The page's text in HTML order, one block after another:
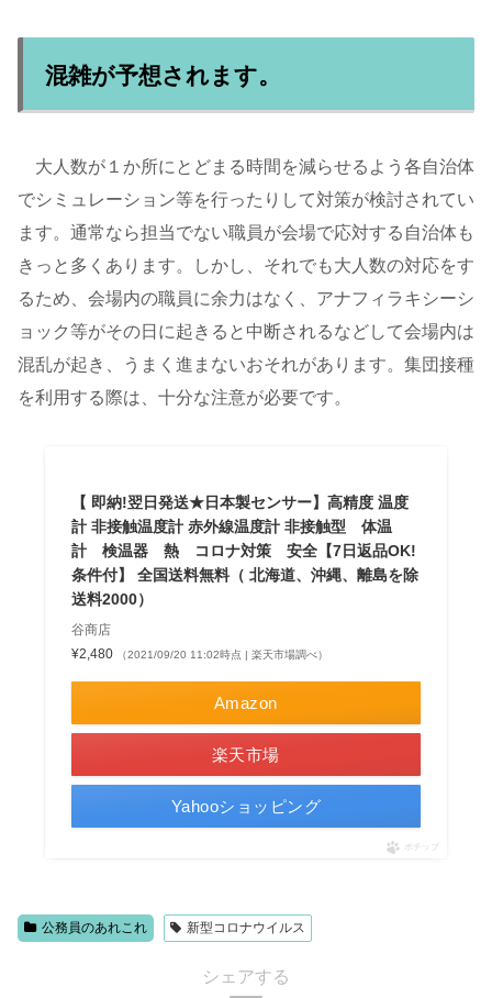
混雑が予想されます。
大人数が１か所にとどまる時間を減らせるよう各自治体
でシミュレーション等を行ったりして対策が検討されてい
ます。通常なら担当でない職員が会場で応対する自治体も
きっと多くあります。しかし、それでも大人数の対応をす
るため、会場内の職員に余力はなく、アナフィラキシーシ
ョック等がその日に起きると中断されるなどして会場内は
混乱が起き、うまく進まないおそれがあります。集団接種
を利用する際は、十分な注意が必要です。
【 即納!翌日発送★日本製センサー】高精度 温度
計 非接触温度計 赤外線温度計 非接触型 体温
計 検温器 熱 コロナ対策 安全【7日返品OK!
条件付】 全国送料無料（ 北海道、沖縄、離島を除
送料2000）
谷商店
¥2,480
（2021/09/20 11:02時点 | 楽天市場調べ）
Amazon
楽天市場
Yahooショッピング
ポチップ
公務員のあれこれ 新型コロナウイルス
シェアする